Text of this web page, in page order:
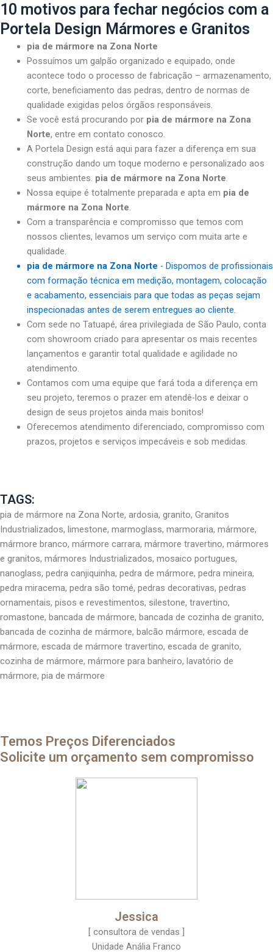
10 motivos para fechar negócios com a
Portela Design Mármores e Granitos
pia de mármore na Zona Norte
Possuímos um galpão organizado e equipado, onde
acontece todo o processo de fabricação – armazenamento,
corte, beneficiamento das pedras, dentro de normas de
qualidade exigidas pelos órgãos responsáveis.
Se você está procurando por pia de mármore na Zona
Norte, entre em contato conosco.
A Portela Design está aqui para fazer a diferença em sua
construção dando um toque moderno e personalizado aos
seus ambientes. pia de mármore na Zona Norte.
Nossa equipe é totalmente preparada e apta em pia de
mármore na Zona Norte.
Com a transparência e compromisso que temos com
nossos clientes, levamos um serviço com muita arte e
qualidade.
pia de mármore na Zona Norte - Dispomos de profissionais
com formação técnica em medição, montagem, colocação
e acabamento, essenciais para que todas as peças sejam
inspecionadas antes de serem entregues ao cliente.
Com sede no Tatuapé, área privilegiada de São Paulo, conta
com showroom criado para apresentar os mais recentes
lançamentos e garantir total qualidade e agilidade no
atendimento.
Contamos com uma equipe que fará toda a diferença em
seu projeto, teremos o prazer em atendê-los e deixar o
design de seus projetos ainda mais bonitos!
Oferecemos atendimento diferenciado, compromisso com
prazos, projetos e serviços impecáveis e sob medidas.
TAGS:
pia de mármore na Zona Norte, ardosia, granito, Granitos
Industrializados, limestone, marmoglass, marmoraria, mármore,
mármore branco, mármore carrara, mármore travertino, mármores
e granitos, mármores Industrializados, mosaico portugues,
nanoglass, pedra canjiquinha, pedra de mármore, pedra mineira,
pedra miracema, pedra são tomé, pedras decorativas, pedras
ornamentais, pisos e revestimentos, silestone, travertino,
romastone, bancada de mármore, bancada de cozinha de granito,
bancada de cozinha de mármore, balcão mármore, escada de
mármore, escada de mármore travertino, escada de granito,
cozinha de mármore, mármore para banheiro, lavatório de
mármore, pia de mármore
Temos Preços Diferenciados
Solicite um orçamento sem compromisso
Jessica
[ consultora de vendas ]
Unidade Anália Franco